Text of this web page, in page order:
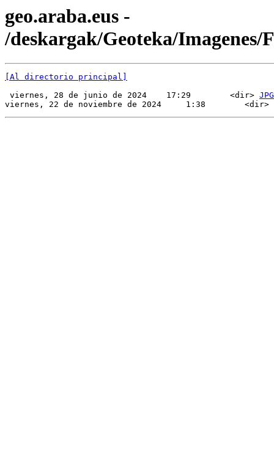
geo.araba.eus -
/deskargak/Geoteka/Imagenes/
[Al directorio principal]
viernes, 28 de junio de 2024    17:29        <dir> JPG
viernes, 22 de noviembre de 2024     1:38        <dir>